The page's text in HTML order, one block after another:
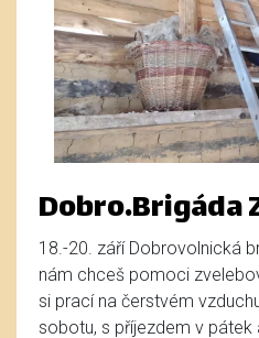
Dobro.Brigáda
18.-20. září Dobrovolnická
nám chceš pomoci
si prací na čerstvém
sobotu, s příjezdem v pátek